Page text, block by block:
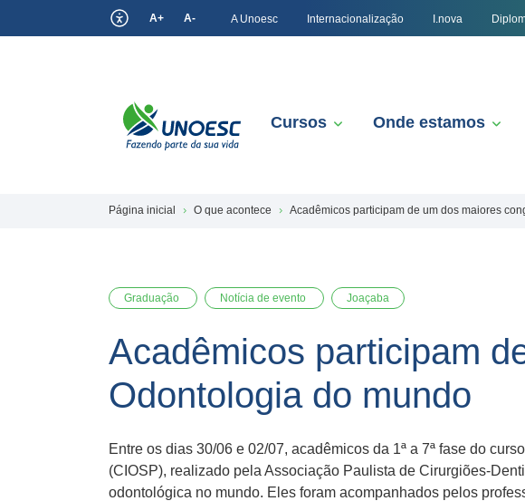
A+ A- A Unoesc Internacionalização I.nova
Cursos Onde estamos
Página inicial O que acontece Acadêmicos participam de um dos maiores
Graduação Notícia de evento Joaçaba
Acadêmicos participam
Odontologia do mundo
Entre os dias 30/06 e 02/07, acadêmicos da 1ª a 7ª fase do
(CIOSP), realizado pela Associação Paulista de Cirurgiões-
odontológica no mundo. Eles foram acompanhados pelos